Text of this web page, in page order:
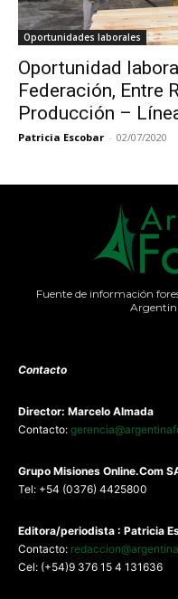
Oportunidades laborales
Oportunidad
Federación, Entre
Producción –
Patricia Escobar - 02/07/2020
Fuente de información
Contacto
Director: Marcelo Almada
Contacto:
Grupo Misiones Online.Com
Tel: +54 (0376) 4425800
Editora/periodista : Patricia
Contacto:
Cel: (+54)9 376 15 4 131636